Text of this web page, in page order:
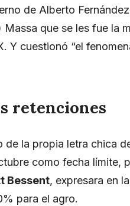
de Alberto
que se les fue la
Y cuestionó “el
retenciones
la propia letra chica
como fecha límite,
Bessent, expresara en
para el agro.